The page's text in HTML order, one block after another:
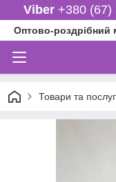
Viber+380 (67)
Оптово-роздрібний
Товари та